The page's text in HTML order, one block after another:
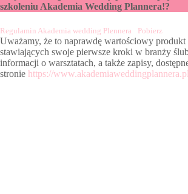
szkoleniu Akademia Wedding Plannera!?
Regulamin Akademia wedding Plennera Pobierz
Uważamy, że to naprawdę wartościowy produkt
stawiających swoje pierwsze kroki w branży
informacji o warsztatach, a także zapisy,
stronie https://